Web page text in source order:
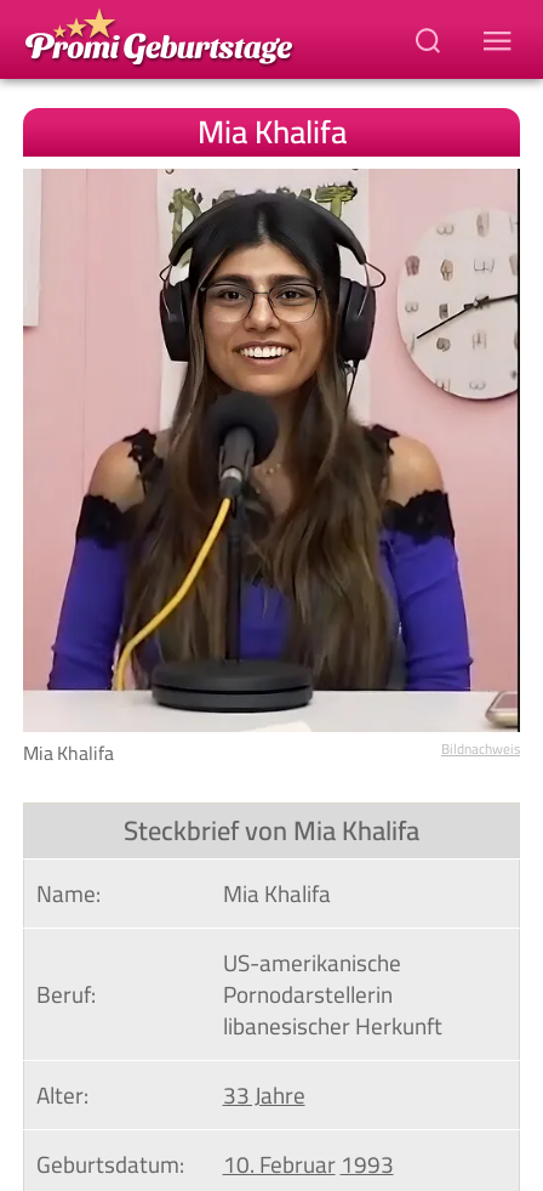
Mia Khalifa
Mia Khalifa Bildnachweis
Steckbrief von Mia Khalifa
Name: Mia Khalifa
Beruf:
US-amerikanische
Pornodarstellerin
libanesischer Herkunft
Alter:
33 Jahre
Geburtsdatum:
10. Februar1993